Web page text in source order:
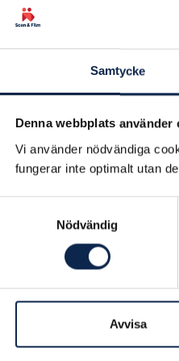
Samtycke
Denna webbplats använder
Vi använder nödvändiga
fungerar inte optimalt utan
Nödvändig
Avvisa
bådas
Och det
kommer
saknas
kan
tar oss
delat
henne